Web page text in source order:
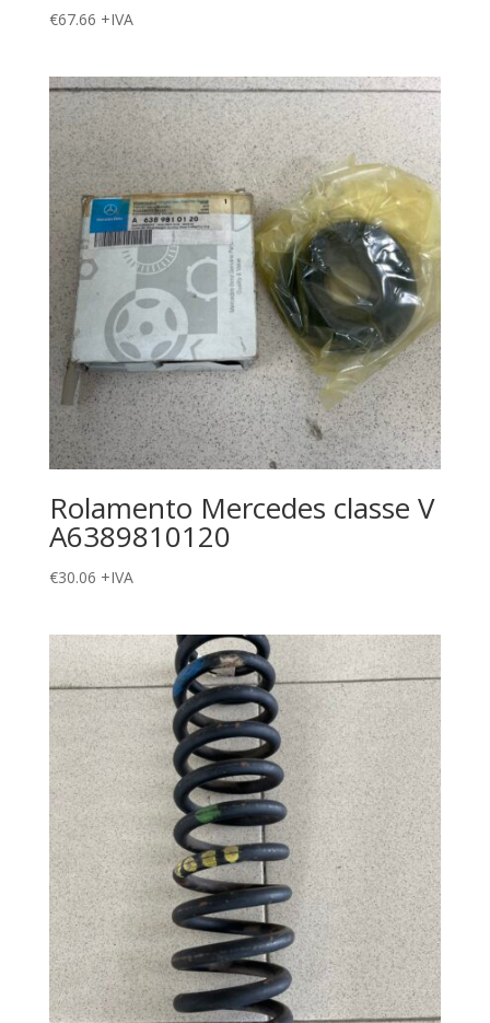
€67.66 +IVA
Rolamento Mercedes classe V
A6389810120
€30.06 +IVA